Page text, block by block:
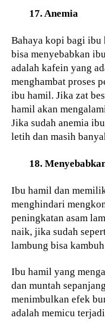
17. Anemia
Bahaya kopi bagi ibu
bisa menyebabkan
adalah kafein yang
menghambat proses
ibu hamil. Jika zat
hamil akan
Jika sudah anemia
letih dan masih
18.
Ibu hamil dan
menghindari
peningkatan asam
naik, jika sudah
lambung bisa
Ibu hamil yang
dan muntah
menimbulkan efek
adalah memicu